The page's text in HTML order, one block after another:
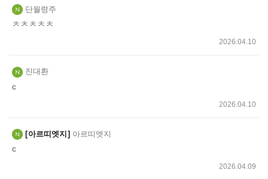
단월령주
ㅊㅊㅊㅊㅊ
2026.04.10
진대환
c
2026.04.10
아르띠엣지 아르띠엣지
c
2026.04.09